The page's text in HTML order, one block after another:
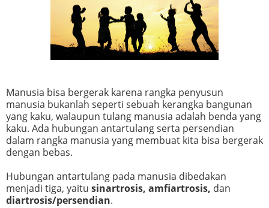
Manusia bisa bergerak karena rangka penyusun
manusia bukanlah seperti sebuah kerangka bangunan
yang kaku, walaupun tulang manusia adalah benda yang
kaku. Ada hubungan antartulang serta persendian
dalam rangka manusia yang membuat kita bisa bergerak
dengan bebas.
Hubungan antartulang pada manusia dibedakan
menjadi tiga, yaitu sinartrosis, amfiartrosis, dan
diartrosis/persendian.